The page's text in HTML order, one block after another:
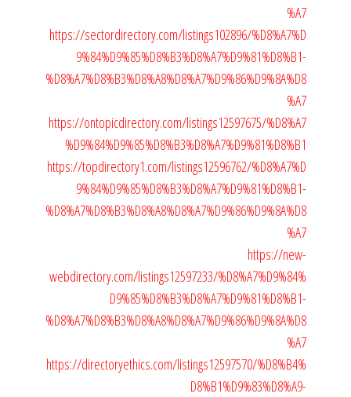
%A7
https://sectordirectory.com/listings102896/%D8%A7%D
9%84%D9%85%D8%B3%D8%A7%D9%81%D8%B1-
%D8%A7%D8%B3%D8%A8%D8%A7%D9%86%D9%8A%D8
%A7
https://ontopicdirectory.com/listings12597675/%D8%A7
%D9%84%D9%85%D8%B3%D8%A7%D9%81%D8%B1
https://topdirectory1.com/listings12596762/%D8%A7%D
9%84%D9%85%D8%B3%D8%A7%D9%81%D8%B1-
%D8%A7%D8%B3%D8%A8%D8%A7%D9%86%D9%8A%D8
%A7
https://new-
webdirectory.com/listings12597233/%D8%A7%D9%84%
D9%85%D8%B3%D8%A7%D9%81%D8%B1-
%D8%A7%D8%B3%D8%A8%D8%A7%D9%86%D9%8A%D8
%A7
https://directoryethics.com/listings12597570/%D8%B4%
D8%B1%D9%83%D8%A9-